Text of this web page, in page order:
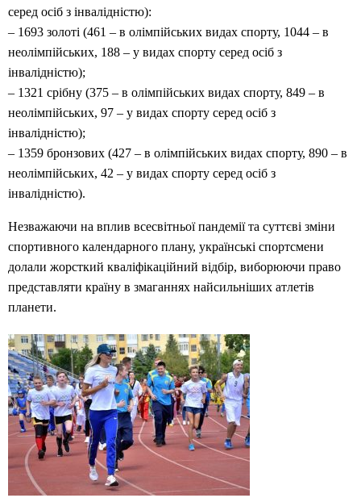
серед осіб з інвалідністю):
– 1693 золоті (461 – в олімпійських видах спорту, 1044 – в
неолімпійських, 188 – у видах спорту серед осіб з
інвалідністю);
– 1321 срібну (375 – в олімпійських видах спорту, 849 – в
неолімпійських, 97 – у видах спорту серед осіб з
інвалідністю);
– 1359 бронзових (427 – в олімпійських видах спорту, 890 – в
неолімпійських, 42 – у видах спорту серед осіб з
інвалідністю).
Незважаючи на вплив всесвітньої пандемії та суттєві зміни
спортивного календарного плану, українські спортсмени
долали жорсткий кваліфікаційний відбір, виборюючи право
представляти країну в змаганнях найсильніших атлетів
планети.